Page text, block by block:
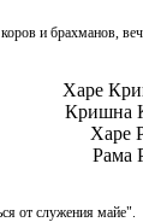
и брахманов,
Харе
Кришна
Харе
Рама
от служения майе".